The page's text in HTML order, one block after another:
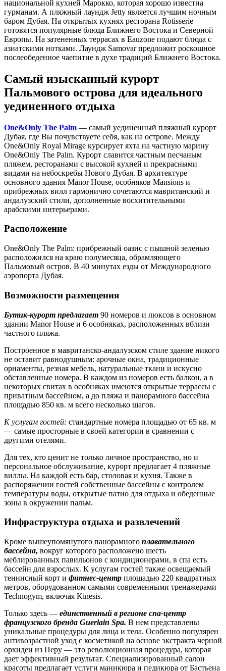
национальной кухней Марокко, которая хорошо известна
гурманам. А пляжный лаундж Jetty является лучшим ночным
баром Дубая. На открытых кухнях ресторана Rotisserie
готовятся популярные блюда Ближнего Востока и Северной
Европы. На затененных террасах в Eauzone подают блюда с
азиатскими нотками. Лаундж Samovar предложит роскошное
послеобеденное чаепитие в духе традиций Ближнего Востока.
Самый изысканный курорт
Пальмового острова для идеального
уединенного отдыха
One&Only The Palm — самый уединенный пляжный курорт
Дубая, где Вы почувствуете себя, как на острове. Между
One&Only Royal Mirage курсирует яхта на частную марину
One&Only The Palm. Курорт славится частным песчаным
пляжем, ресторанами с высокой кухней и прекрасными
видами на небоскребы Нового Дубая. В архитектуре
основного здания Manor House, особняков Mansions и
прибрежных вилл гармонично сочетаются мавританский и
андалузский стили, дополненные восхитительными
арабскими интерьерами.
Расположение
One&Only The Palm: прибрежный оазис с пышной зеленью
расположился на краю полумесяца, обрамляющего
Пальмовый остров. В 40 минутах езды от Международного
аэропорта Дубая.
Возможности размещения
Бутик-курорт предлагает 90 номеров и люксов в основном
здании Manor House и 6 особняках, расположенных вблизи
частного пляжа.
Построенное в мавританско-андалузском стиле здание никого
не оставит равнодушным: арочные окна, традиционные
орнаменты, резная мебель, натуральные ткани и искусно
обставленные номера. В каждом из номеров есть балкон, а в
некоторых свитах в особняках имеются открытые террассы с
приватным бассейном, а до пляжа и панорамного бассейна
площадью 850 кв. м всего несколько шагов.
К услугам гостей: стандартные номера площадью от 65 кв. м
— самые просторные в своей категории в сравнении с
другими отелями.
Для тех, кто ценит не только личное пространство, но и
персональное обслуживание, курорт предлагает 4 пляжные
виллы. На каждой есть бар, столовая и кухня. Также в
распоряжении гостей собственные бассейны с контролем
температуры воды, открытые патио для отдыха и обеденные
зоны в окружении пальм.
Инфраструктура отдыха и развлечений
Кроме вышеупомянутого панорамного плавательного
бассейна, вокруг которого расположено шесть
меблированных павильонов с кондиционерами, в спа есть
бассейн для взрослых. К услугам гостей также освещаемый
теннисный корт и фитнес-центр площадью 220 квадратных
метров, оборудованном самыми современными тренажерами
Technogym, включая Kinesis.
Только здесь — единственный в регионе спа-центр
французского бренда Guerlain Spa. В нем представлены
уникальные процедуры для лица и тела. Особенно популярен
антивозрастной уход с косметикой на основе экстракта черной
орхидеи из Перу — это революционная процедура, которая
дает эффективный результат. Специализированный салон
красоты предлагает услуги маникюра и педикюра от Бастьена